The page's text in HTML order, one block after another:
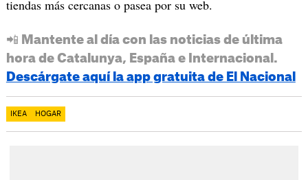
tiendas más cercanas o pasea por su web.
📲 Mantente al día con las noticias de última
hora de Catalunya, España e Internacional.
Descárgate aquí la app gratuita de El Nacional
IKEA HOGAR